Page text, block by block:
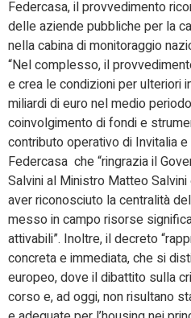
Federcasa, il provvedimento
delle aziende pubbliche per la
nella cabina di monitoraggio
“Nel complesso, il
e crea le condizioni per ulteriori
miliardi di euro nel medio
coinvolgimento di fondi e
contributo operativo di Invitalia
Federcasa che “ringrazia il
Salvini al Ministro Matteo Salvini
aver riconosciuto la centralità
messo in campo risorse
attivabili”. Inoltre, il decreto
concreta e immediata, che si
europeo, dove il dibattito sulla
corso e, ad oggi, non risultano